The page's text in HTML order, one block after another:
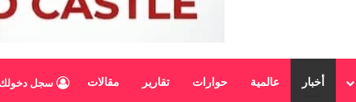
أخبار عالمية حوارات تقارير مقالات سجل دخولك